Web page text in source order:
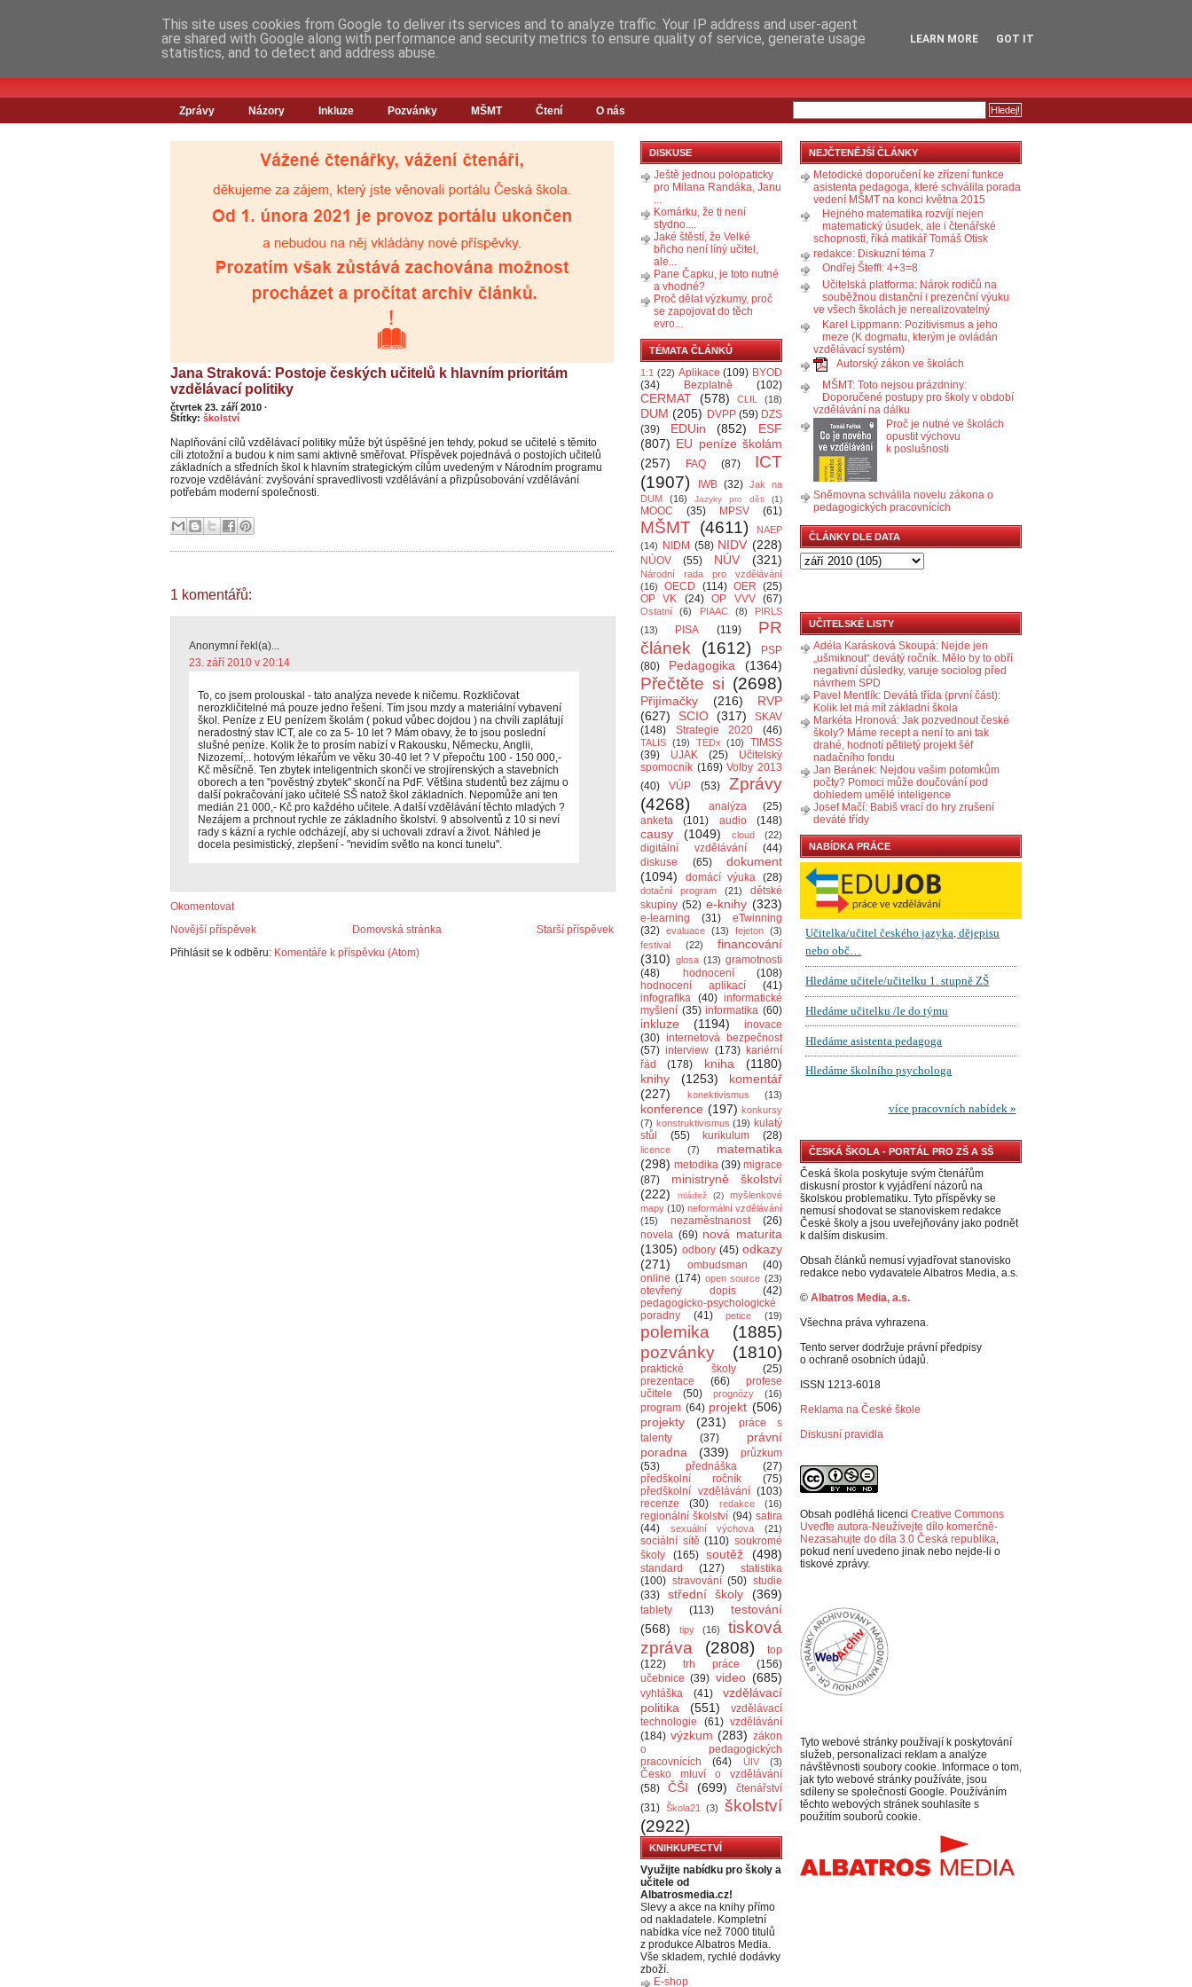
Zprávy Názory Inkluze Pozvánky MŠMT Čtení O nás
Jana Straková: Postoje českých učitelů k hlavním prioritám
vzdělávací politiky
čtvrtek 23. září 2010 ·
Štítky: školství
Naplňování cílů vzdělávací politiky může být úspěšné jen tehdy, pokud se učitelé s těmito
cíli ztotožní a budou k nim sami aktivně směřovat. Příspěvek pojednává o postojích učitelů
základních a středních škol k hlavním strategickým cílům uvedeným v Národním programu
rozvoje vzdělávání: zvyšování spravedlivosti vzdělávání a přizpůsobování vzdělávání
potřebám moderní společnosti.
1 komentářů:
Anonymní řekl(a)...
23. září 2010 v 20:14
To, co jsem prolouskal - tato analýza nevede k ničemu. Rozkličovat
nerozkličitelné má pouze jedno řešení. Tím jsou mzdy a materiální vybavení
škol. Peníze z EU penízem školám ( pokud vůbec dojdou ) na chvíli zaplátují
neradostný stav ICT, ale co za 5- 10 let ? Mám obavy, že to jsou poslední
slušné peníze. Kolik že to prosím nabízí v Rakousku, Německu, Anglii,
Nizozemí,.. hotovým lékařům ve věku 30-40 let ? V přepočtu 100 - 150 000,-
Kč měsíčně. Ten zbytek inteligentních skončí ve strojírenských a stavebních
oborech a ten "pověstný zbytek" skončí na PdF. Většina studentů bez zájmu o
další pokračování jako učitelé SŠ natož škol základních. Nepomůže ani ten
medián 21 000,- Kč pro každého učitele. A další vzdělávání těchto mladých ?
Nezájem a prchnout rychle ze základního školství. 9 absolventů z 10 si neví
rady s kázní a rychle odcházejí, aby si uchovali zdraví a život. Náhled je
docela pesimistický, zlepšení - "nevidím světlo na konci tunelu".
Okomentovat
Novější příspěvek
Starší příspěvek
Domovská stránka
Přihlásit se k odběru: Komentáře k příspěvku (Atom)
DISKUSE
Ještě jednou polopaticky
pro Milana Randáka, Janu
...
Komárku, že ti není
stydno....
Jaké štěstí, že Velké
břicho není líný učitel,
ale...
Pane Čapku, je toto nutné
a vhodné?
Proč dělat výzkumy, proč
se zapojovat do těch
evro...
TÉMATA ČLÁNKŮ
1:1 (22) Aplikace (109) BYOD
(34)
Bezplatně (102)
CERMAT (578) CLIL (18)
DUM (205) DVPP (59) DZS
(39)
EDUin (852)
ESF
(807) EU peníze školám
(257)
FAQ (87)
ICT
(1907)
IWB (32) Jak na
DUM
(16) Jazyky pro děti (1)
MOOC (35) MPSV (61)
MŠMT (4611)
NAEP
(14)
NIDM (58) NIDV (228)
NÚOV (55) NÚV (321)
Národní rada pro vzdělávání
(16)
OECD (114) OER (25)
OP VK
(24) OP VVV (67)
Ostatní (6) PIAAC (8)
PIRLS
(13)
PISA (119)
PR
článek
(1612)
PSP
(80)
Pedagogika (1364)
Přečtěte si (2698)
Přijímačky (216)
RVP
(627)
SCIO (317)
SKAV
(148)
Strategie 2020 (46)
TALIS (19) TEDx (10)
TIMSS
(39)
UJAK (25)
Učitelský
spomocník (169) Volby 2013
(40)
VÚP (53)
Zprávy
(4268)
analýza
(25)
anketa
(101) audio (148)
causy (1049) cloud (22)
digitální vzdělávání
(44)
diskuse
(65)
dokument
(1094)
domácí výuka (28)
dotační program (21)
dětské
skupiny (52) e-knihy (323)
e-learning (31)
eTwinning
(32) evaluace (13) fejeton (3)
festival
(22)
financování
(310) glosa (13) gramotnosti
(48)
hodnocení
(108)
hodnocení aplikací
(41)
infografika (40) informatické
myšlení (35) informatika (60)
inkluze (1194)
inovace
(30) internetová bezpečnost
(57) interview (173) kariérní
řád
(178) kniha
(1180)
knihy
(1253)
komentář
(227)
konektivismus (13)
konference (197) konkursy
(7) konstruktivismus (19) kulatý
stůl
(55) kurikulum (28)
licence (7)
matematika
(298) metodika (39) migrace
(87)
ministryně školství
(222)
mládež (2)
myšlenkové
mapy (10) neformální vzdělávání
(15)
nezaměstnanost
(26)
novela (69) nová maturita
(1305) odbory (45) odkazy
(271)
ombudsman
(40)
online (174) open source (23)
otevřený dopis
(42)
pedagogicko-psychologické
poradny
(41) petice (19)
polemika
(1885)
pozvánky
(1810)
praktické školy
(25)
prezentace
(66)
profese
učitele
(50) prognózy (16)
program (64) projekt (506)
projekty
(231)
práce s
talenty
(37)
právní
poradna
(339)
průzkum
(53)
přednáška
(27)
předškolní ročník
(75)
předškolní vzdělávání (103)
recenze
(30) redakce (16)
regionální školství (94) satira
(44)
sexuální výchova (21)
sociální sítě (110) soukromé
školy
(165) soutěž (498)
standard (127)
statistika
(100) stravování (50) studie
(33)
střední školy (369)
tablety (113)
testování
(568)
tipy (16)
tisková
zpráva
(2808)
top
(122)
trh práce
(156)
učebnice (39) video (685)
vyhláška (41)
vzdělávací
politika
(551)
vzdělávací
technologie
(61) vzdělávání
(184) výzkum (283) zákon
o pedagogických
pracovnících
(64) ÚIV (3)
Česko mluví o vzdělávání
(58)
ČŠI (699)
čtenářství
(31) Škola21 (3)
školství
(2922)
KNIHKUPECTVÍ
Využijte nabídku pro školy a
učitele od
Albatrosmedia.cz!
Slevy a akce na knihy přímo
od nakladatele. Kompletní
nabídka více než 7000 titulů
z produkce Albatros Media.
Vše skladem, rychlé dodávky
zboží.
E-shop
NEJČTENĚJŠÍ ČLÁNKY
Metodické doporučení ke zřízení funkce
asistenta pedagoga, které schválila porada
vedení MŠMT na konci května 2015
Hejného matematika rozvíjí nejen
matematický úsudek, ale i čtenářské
schopnosti, říká matikář Tomáš Otisk
redakce: Diskuzní téma 7
Ondřej Šteffl: 4+3=8
Učitelská platforma: Nárok rodičů na
souběžnou distanční i prezenční výuku
ve všech školách je nerealizovatelný
Karel Lippmann: Pozitivismus a jeho
meze (K dogmatu, kterým je ovládán
vzdělávací systém)
Autorský zákon ve školách
MŠMT: Toto nejsou prázdniny:
Doporučené postupy pro školy v období
vzdělávání na dálku
Proč je nutné ve školách
opustit výchovu
k poslušnosti
Sněmovna schválila novelu zákona o
pedagogických pracovnících
ČLÁNKY DLE DATA
UČITELSKÉ LISTY
Adéla Karásková Skoupá: Nejde jen
„ušmiknout“ devátý ročník. Mělo by to obří
negativní důsledky, varuje sociolog před
návrhem SPD
Pavel Mentlík: Devátá třída (první část):
Kolik let má mít základní škola
Markéta Hronová: Jak pozvednout české
školy? Máme recept a není to ani tak
drahé, hodnotí pětiletý projekt šéf
nadačního fondu
Jan Beránek: Nejdou vašim potomkům
počty? Pomoci může doučování pod
dohledem umělé inteligence
Josef Mačí: Babiš vrací do hry zrušení
deváté třídy
NABÍDKA PRÁCE
ČESKÁ ŠKOLA - PORTÁL PRO ZŠ A SŠ
Česká škola poskytuje svým čtenářům
diskusní prostor k vyjádření názorů na
školskou problematiku. Tyto příspěvky se
nemusí shodovat se stanoviskem redakce
České školy a jsou uveřejňovány jako podnět
k dalším diskusím.
Obsah článků nemusí vyjadřovat stanovisko
redakce nebo vydavatele Albatros Media, a.s.
© Albatros Media, a.s.
Všechna práva vyhrazena.
Tento server dodržuje právní předpisy
o ochraně osobních údajů.
ISSN 1213-6018
Reklama na České škole
Diskusní pravidla
Obsah podléhá licenci Creative Commons
Uveďte autora-Neužívejte dílo komerčně-
Nezasahujte do díla 3.0 Česká republika
pokud není uvedeno jinak nebo nejde-li o
tiskové zprávy.
Tyto webové stránky používají k poskytování
služeb, personalizaci reklam a analýze
návštěvnosti soubory cookie. Informace o tom,
jak tyto webové stránky používáte, jsou
sdíleny se společností Google. Používáním
těchto webových stránek souhlasíte s
použitím souborů cookie.
This site uses cookies from Google to deliver its services and to analyze traffic. Your IP address and user-agent
are shared with Google along with performance and security metrics to ensure quality of service, generate usage
statistics, and to detect and address abuse.
LEARN MORE GOT IT